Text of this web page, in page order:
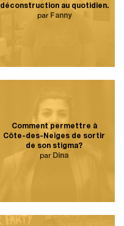
déconstruction au quotidien.
par Fanny
Comment permettre à
Côte-des-Neiges de sortir
de son stigma?
par Dina